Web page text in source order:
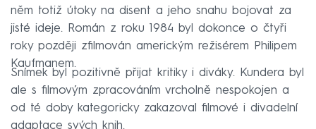
něm totiž útoky na disent a jeho snahu bojovat za
jisté ideje. Román z roku 1984 byl dokonce o čtyři
roky později zfilmován americkým režisérem Philipem
Kaufmanem.
Snímek byl pozitivně přijat kritiky i diváky. Kundera byl
ale s filmovým zpracováním vrcholně nespokojen a
od té doby kategoricky zakazoval filmové i divadelní
adaptace svých knih.